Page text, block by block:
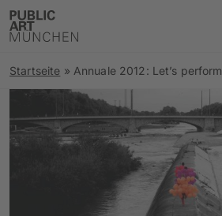
Startseite » Annuale 2012: Let’s perform